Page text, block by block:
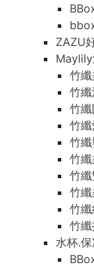
ZAZU
竹
竹纖
竹纖
竹
竹
竹
竹
竹
竹
竹
水杯.